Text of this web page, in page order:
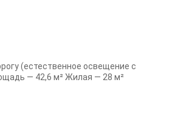
(естественное освещение с
— 42,6 м² Жилая — 28 м²